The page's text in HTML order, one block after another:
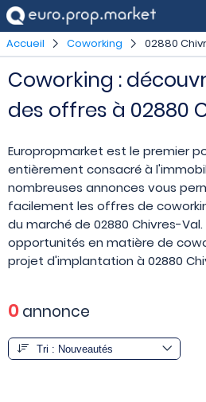
Accueil Coworking 02880
Coworking :
des offres à 02880
Europropmarket est le premier
entièrement consacré à
nombreuses annonces vous
facilement les offres de
du marché de 02880 Chivres-
opportunités en matière de
projet d'implantation à 02880
0annonce